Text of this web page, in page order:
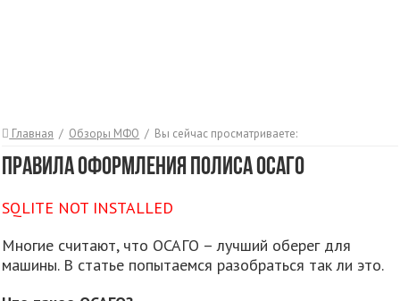
Главная / Обзоры МФО / Вы сейчас просматриваете:
Правила оформления полиса ОСАГО
SQLITE NOT INSTALLED
Многие считают, что ОСАГО – лучший оберег для
машины. В статье попытаемся разобраться так ли это.